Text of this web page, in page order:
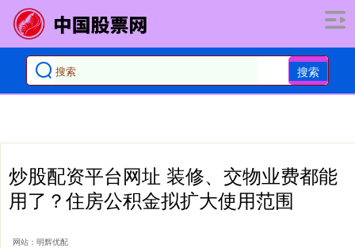
搜索
炒股配资平台网址 装修、交物业费都能
用了？住房公积金拟扩大使用范围
网站：明辉优配